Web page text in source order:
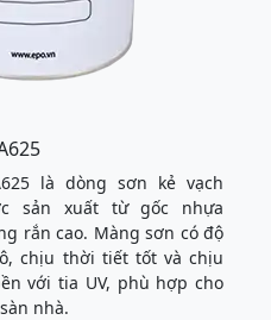
là dòng sơn kẻ vạch
sản xuất từ gốc nhựa
rắn cao. Màng sơn có độ
chịu thời tiết tốt và chịu
với tia UV, phù hợp cho
nhà.